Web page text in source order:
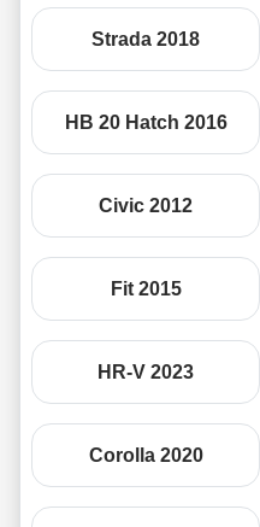
Strada 2018
HB 20 Hatch 2016
Civic 2012
Fit 2015
HR-V 2023
Corolla 2020